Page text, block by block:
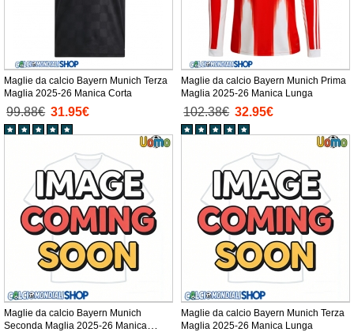
Maglie da calcio Bayern Munich Terza
Maglia 2025-26 Manica Corta
99.88€ 31.95€
Maglie da calcio Bayern Munich Prima
Maglia 2025-26 Manica Lunga
102.38€ 32.95€
Maglie da calcio Bayern Munich
Seconda Maglia 2025-26 Manica
Maglie da calcio Bayern Munich Terza
Maglia 2025-26 Manica Lunga